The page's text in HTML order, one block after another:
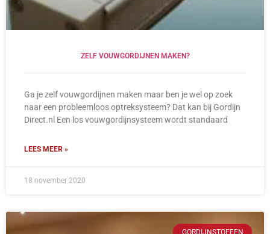
ZELF VOUWGORDIJNEN MAKEN?
Ga je zelf vouwgordijnen maken maar ben je wel op zoek
naar een probleemloos optreksysteem? Dat kan bij Gordijn
Direct.nl Een los vouwgordijnsysteem wordt standaard
LEES MEER »
18 november 2020
GORDIJNSTOFFEN